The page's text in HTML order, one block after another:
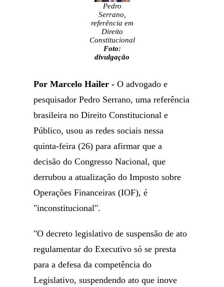
Pedro
Serrano,
referência em
Direito
Constitucional
Foto:
divulgação
Por Marcelo Hailer - O advogado e
pesquisador Pedro Serrano, uma referência
brasileira no Direito Constitucional e
Público, usou as redes sociais nessa
quinta-feira (26) para afirmar que a
decisão do Congresso Nacional, que
derrubou a atualização do Imposto sobre
Operações Financeiras (IOF), é
"inconstitucional".
"O decreto legislativo de suspensão de ato
regulamentar do Executivo só se presta
para a defesa da competência do
Legislativo, suspendendo ato que inove